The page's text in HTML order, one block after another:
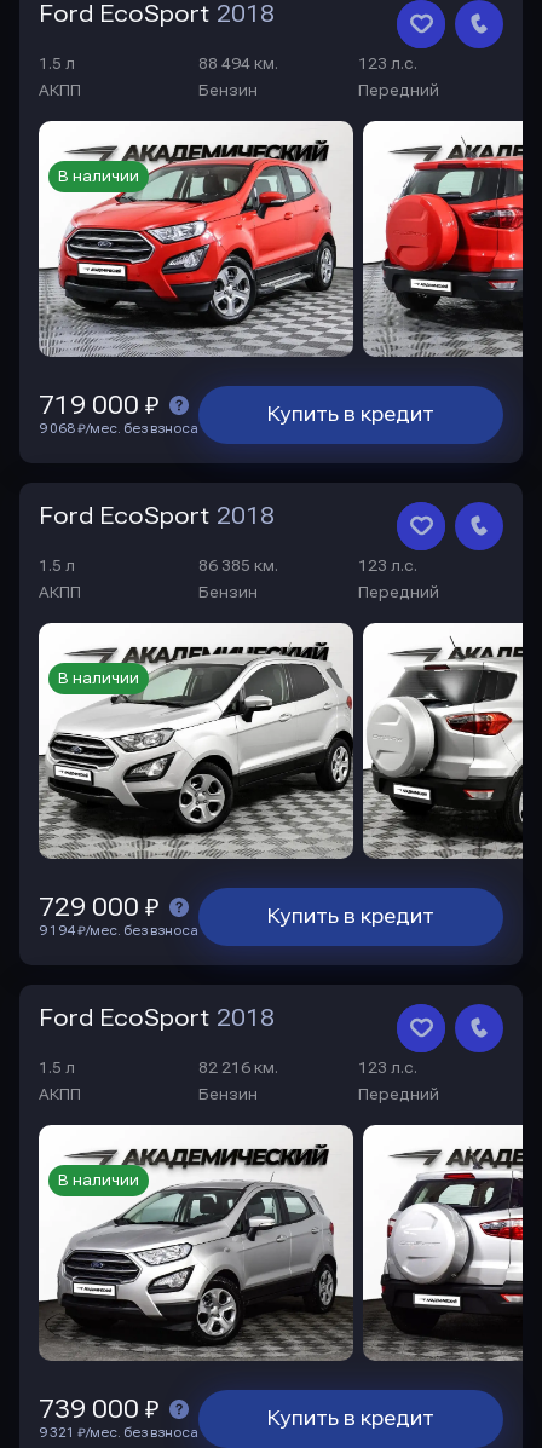
Ford EcoSport 2018
1.5 л 88 494 км.
123 л.с.
АКПП
Бензин Передний
В наличии
Купить в кредит
719 000 ₽
9 068 ₽/мес. без взноса
Ford EcoSport 2018
1.5 л 86 385 км.
123 л.с.
АКПП
Бензин Передний
В наличии
Купить в кредит
729 000 ₽
9 194 ₽/мес. без взноса
Ford EcoSport 2018
1.5 л 82 216 км.
123 л.с.
АКПП
Бензин Передний
В наличии
Купить в кредит
739 000 ₽
9 321 ₽/мес. без взноса